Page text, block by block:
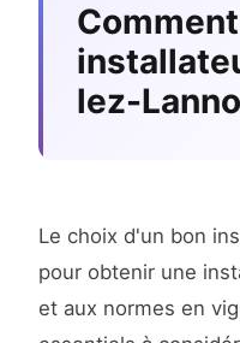
lez-
Le choix d'un bon
pour obtenir une
et aux normes en